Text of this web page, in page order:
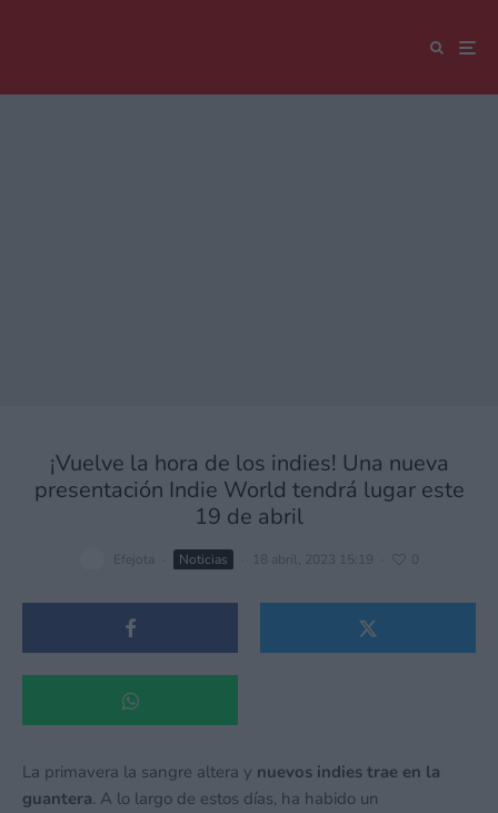
¡Vuelve la hora de los indies! Una nueva
presentación Indie World tendrá lugar este
19 de abril
Efejota Noticias 18 abril, 2023 15:19 0
La primavera la sangre altera y nuevos indies trae en la
guantera. A lo largo de estos días, ha habido un